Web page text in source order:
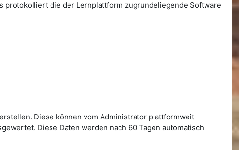
protokolliert die der Lernplattform zugrundeliegende Software
Diese können vom Administrator plattformweit
Diese Daten werden nach 60 Tagen automatisch